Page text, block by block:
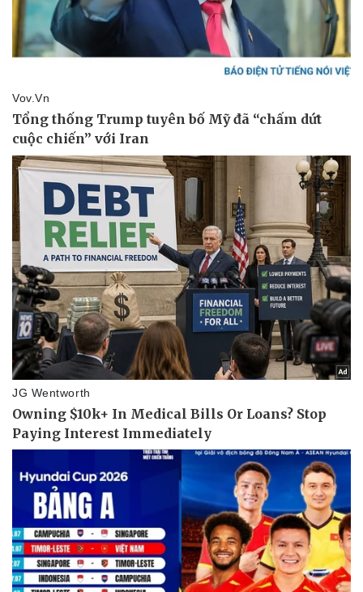
Bóng đá
Lịch thi đấu bóng đá
eSports
Hậu trường
Ô tô
Xe máy
Tư vấn